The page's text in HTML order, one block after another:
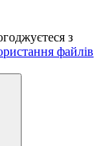
з
файлів